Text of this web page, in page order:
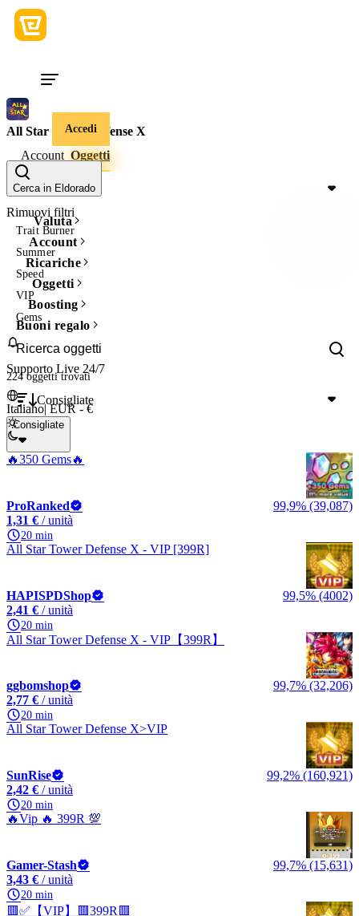
Accedi
Cerca in Eldorado
Valuta
Account
Ricariche
Oggetti
Boosting
Buoni regalo
Supporto Live 24/7
Italiano|EUR - €
All Star Tower Defense X
Account Oggetti
Prezzo
Rimuovi filtri
Trait Burner
Summer
Speed
VIP
Gems
224 oggettitrovati
Consigliate
Consigliate
🔥350 Gems🔥
ProRanked
99,9% (39,087)
1,31 € / unità
20 min
All Star Tower Defense X - VIP [399R]
HAPISPDShop
99,5% (4002)
2,41 € / unità
20 min
All Star Tower Defense X - VIP【399R】
ggbomshop
99,7% (32,206)
2,77 € / unità
20 min
All Star Tower Defense X>VIP
SunRise
99,2% (160,921)
2,42 € / unità
20 min
🔥Vip 🔥 399R 💯
Gamer-Stash
99,7% (15,631)
3,43 € / unità
20 min
🟥✅【VIP】🟥399R🟥